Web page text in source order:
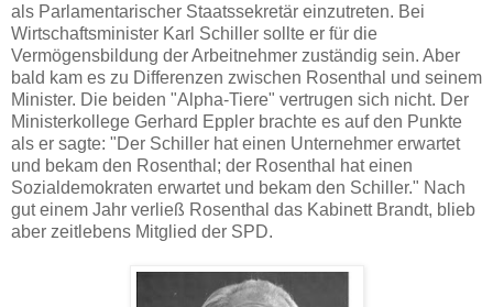
als Parlamentarischer Staatssekretär einzutreten. Bei
Wirtschaftsminister Karl Schiller sollte er für die
Vermögensbildung der Arbeitnehmer zuständig sein. Aber
bald kam es zu Differenzen zwischen Rosenthal und seinem
Minister. Die beiden "Alpha-Tiere" vertrugen sich nicht. Der
Ministerkollege Gerhard Eppler brachte es auf den Punkte
als er sagte: "Der Schiller hat einen Unternehmer erwartet
und bekam den Rosenthal; der Rosenthal hat einen
Sozialdemokraten erwartet und bekam den Schiller." Nach
gut einem Jahr verließ Rosenthal das Kabinett Brandt, blieb
aber zeitlebens Mitglied der SPD.